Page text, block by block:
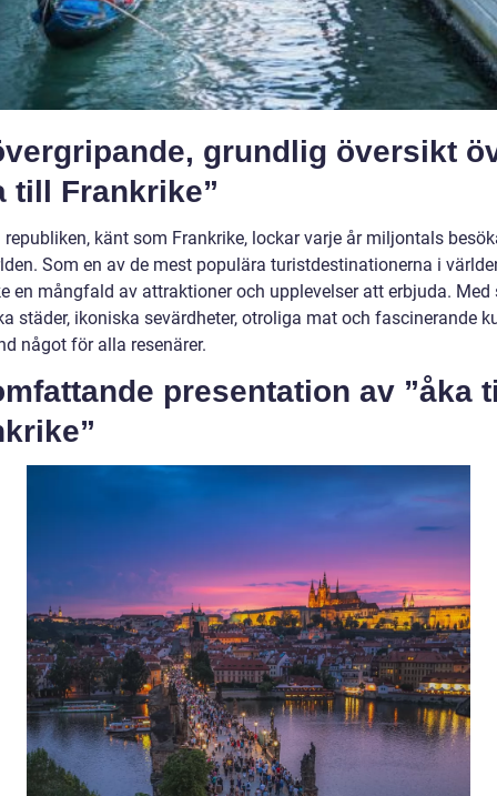
grundlig översikt
till Frankrike”
republiken, känt som Frankrike, lockar varje år miljontals
Som en av de mest populära turistdestinationerna i
en mångfald av attraktioner och upplevelser att erbjuda. Med
städer, ikoniska sevärdheter, otroliga mat och fascinerande
något för alla resenärer.
presentation av ”åka